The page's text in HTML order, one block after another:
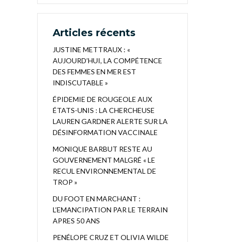
Articles récents
JUSTINE METTRAUX : «
AUJOURD’HUI, LA COMPÉTENCE
DES FEMMES EN MER EST
INDISCUTABLE »
ÉPIDEMIE DE ROUGEOLE AUX
ÉTATS-UNIS : LA CHERCHEUSE
LAUREN GARDNER ALERTE SUR LA
DÉSINFORMATION VACCINALE
MONIQUE BARBUT RESTE AU
GOUVERNEMENT MALGRÉ « LE
RECUL ENVIRONNEMENTAL DE
TROP »
DU FOOT EN MARCHANT :
L’EMANCIPATION PAR LE TERRAIN
APRES 50 ANS
PENÉLOPE CRUZ ET OLIVIA WILDE